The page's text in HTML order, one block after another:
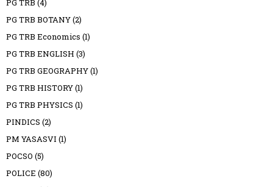
PG TRB (4)
PG TRB BOTANY(2)
PG TRB Economics (1)
PG TRB ENGLISH (3)
PG TRB GEOGRAPHY(1)
PG TRB HISTORY(1)
PG TRB PHYSICS (1)
PINDICS (2)
PM YASASVI (1)
POCSO (5)
POLICE (80)